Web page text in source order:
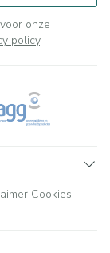
onze
policy.
Cookies